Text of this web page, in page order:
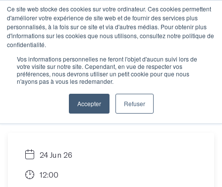
Ce site web stocke des cookies sur votre ordinateur. Ces cookies permettent
d'améliorer votre expérience de site web et de fournir des services plus
personnalisés, à la fois sur ce site et via d'autres médias. Pour obtenir plus
d'informations sur les cookies que nous utilisons, consultez notre politique de
confidentialité.
Vos informations personnelles ne feront l'objet d'aucun suivi lors de
votre visite sur notre site. Cependant, en vue de respecter vos
préférences, nous devrons utiliser un petit cookie pour que nous
n'ayons pas à vous les redemander.
Accepter Refuser
Découvrir le nouvel
abonnement Les
24 Jun 26
12:00